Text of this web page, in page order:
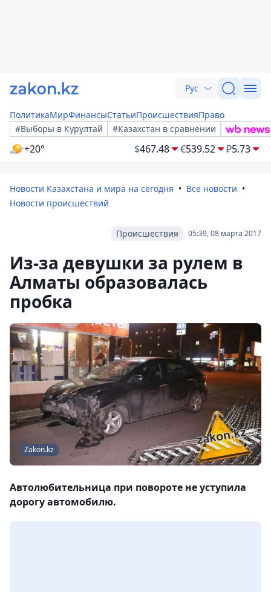
Рус
ПолитикаМирФинансыСтатьиПроисшествияПраво
#Выборы в Курултай
#Казахстан в сравнении
+20° $467.48 €539.52 ₽5.73
Новости Казахстана и мира на сегодня
Все новости
Новости происшествий
05:39, 08 марта 2017
Происшествия
Из-за девушки за рулем в
Алматы образовалась
пробка
Zakon.kz
Автолюбительница при повороте не уступила
дорогу автомобилю.